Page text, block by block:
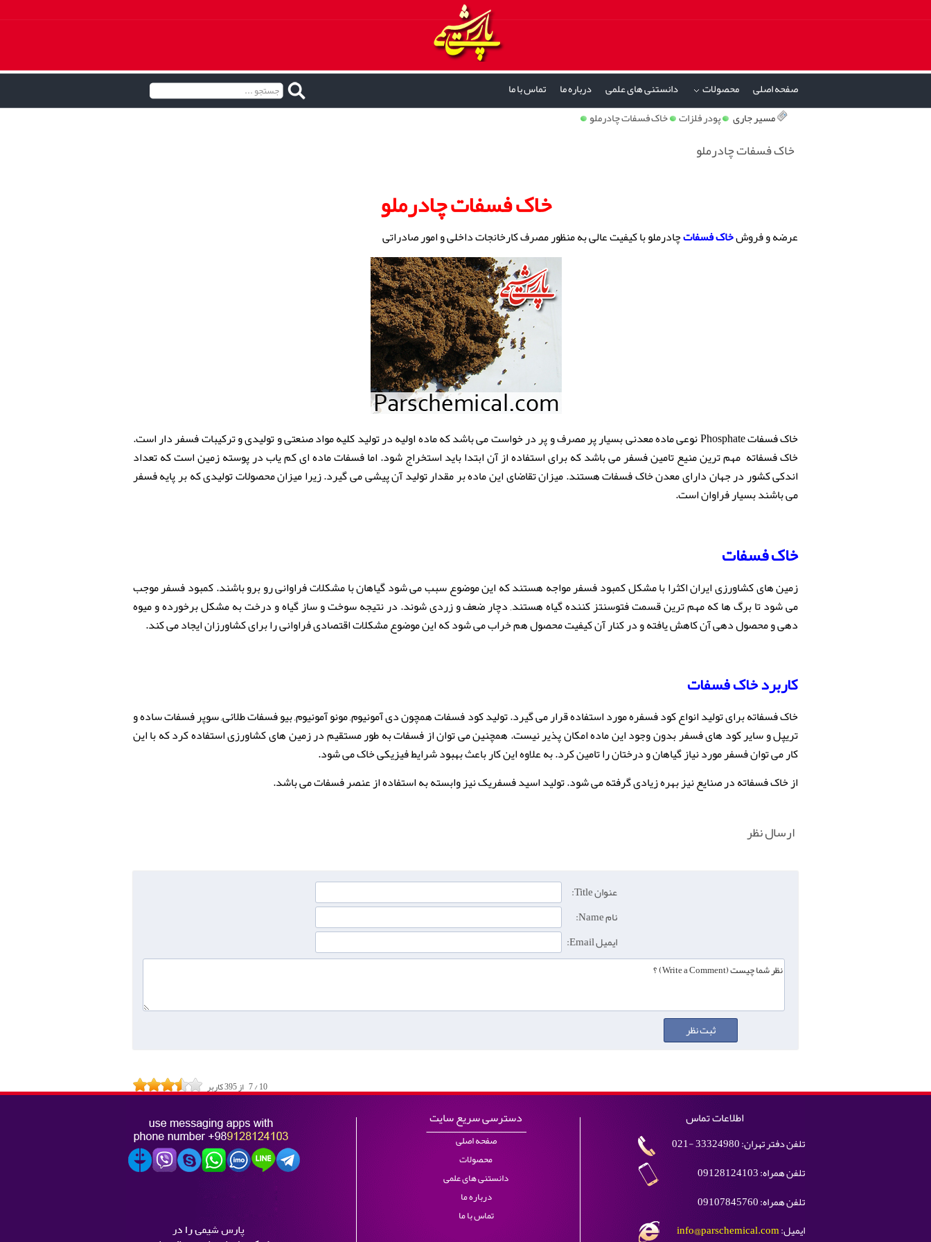
صفحه اصلی محصولات دانستنی های علمی درباره ما
تماس با ما
مسیر جاری
» پودر فلزات خاک فسفات چادرملو
خاک فسفات چادرملو
خاک فسفات چادرملو
عرضه و فروشخاک فسفاتچادرملو با کیفیت عالی به منظور مصرف کارخانجات داخلی و امور صادراتی
خاک فسفات
Phosphate نوعی ماده معدنی بسیار پر مصرف و پر در خواست می باشد که ماده اولیه در تولید کلیه مواد صنعتی و تولیدی و ترکیبات فسفر دار است.
خاک فسفاته مهم ترین منیع تامین فسفر می باشد که برای استفاده از آن ابتدا باید استخراج شود. اما فسفات ماده ای کم یاب در پوسته زمین است که تعداد
اندکی کشور در جهان دارای معدنخاک فسفاتهستند. میزان تقاضای این ماده بر مقدار تولید آن پیشی می گیرد. زیرا میزان محصولات تولیدی که بر پایه فسفر
می باشند بسیار فراوان است.
خاک فسفات
زمین های کشاورزی ایران اکثرا با مشکل کمبود فسفر مواجه هستند که این موضوع سبب می شود گیاهان با مشکلات فراوانی رو برو باشند. کمبود فسفر موجب
می شود تا برگ ها که مهم ترین قسمت فتوسنتز کننده گیاه هستند, دچار ضعف و زردی شوند. در نتیجه سوخت و ساز گیاه و درخت به مشکل برخورده و میوه
دهی و محصول دهی آن کاهش یافته و در کنار آن کیفیت محصول هم خراب می شود که این موضوع مشکلات اقتصادی فراوانی را برای کشاورزان ایجاد می کند.
کاربردخاک فسفات
خاک فسفاته برای تولید انواع کود فسفره مورد استفاده قرار می گیرد. تولید کود فسفات همچون دی آمونیوم, مونو آمونیوم, بیو فسفات طلائی, سوپر فسفات ساده و
تریپل و سایر کود های فسفر بدون وجود این ماده امکان پذیر نیست. همچنین می توان از فسفات به طور مستقیم در زمین های کشاورزی استفاده کرد که با این
کار می توان فسفر مورد نیاز گیاهان و درختان را تامین کرد. به علاوه این کار باعث بهبود شرایط فیزیکی خاک می شود.
از خاک فسفاته در صنایع نیز بهره زیادی گرفته می شود. تولید اسید فسفریک نیز وابسته به استفاده از عنصر فسفات می باشد.
ارسال نظر
عنوان Title:
نام Name:
ایمیل Email:
7/10 از395کاربر
اطلاعات تماس
تلفن دفتر تهران: 33324980 -021
تلفن همراه: 09128124103
تلفن همراه: 09107845760
ایمیل:info@parschemical.com
دسترسی سریع سایت
صفحه اصلی
محصولات
دانستنی های علمی
درباره ما
تماس با ما